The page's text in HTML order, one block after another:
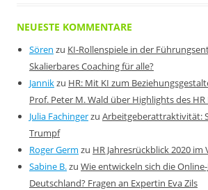
NEUESTE KOMMENTARE
Sören zu KI-Rollenspiele in der
Skalierbares Coaching für alle?
Jannikzu HR: Mit KI zum
Prof. Peter M. Wald über Highlights des
Julia Fachingerzu Arbeitgeberattraktivität:
Trumpf
Roger Germ zu HR Jahresrückblick 2020 im
Sabine B.zu Wie entwickeln sich die
Deutschland? Fragen an Expertin Eva Zils